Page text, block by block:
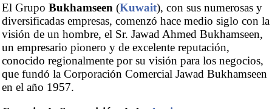
El Grupo Bukhamseen (Kuwait), con sus numerosas y
diversificadas empresas, comenzó hace medio siglo con la
visión de un hombre, el Sr. Jawad Ahmed Bukhamseen,
un empresario pionero y de excelente reputación,
conocido regionalmente por su visión para los negocios,
que fundó la Corporación Comercial Jawad Bukhamseen
en el año 1957.